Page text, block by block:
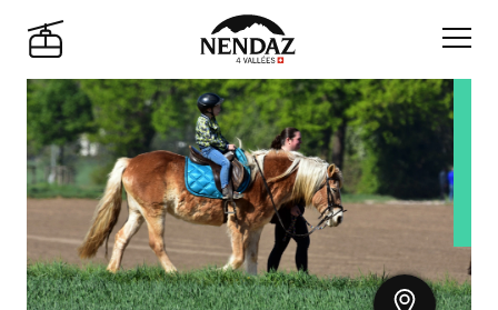
Nendaz
Live